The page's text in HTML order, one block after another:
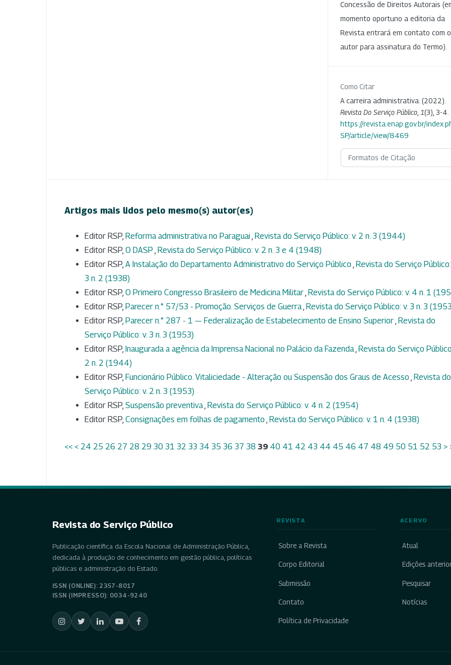
Concessão de Direitos Autorais
momento oportuno a editoria da
Revista entrará em contato com o
autor para assinatura do Termo).
Como Citar
A carreira administrativa. (2022).
Revista Do Serviço Público 1(3), 3-4.
https://revista.enap.gov.br/
SP/article/view/8469
Formatos de Citação
Artigos mais lidos pelo mesmo(s) autor(es)
Editor RSP, Reforma administrativa no Paraguai, Revista do Serviço Público: v. 2 n. 3 (1944)
Editor RSP, O DASP , Revista do Serviço Público: v. 2 n. 3 e 4 (1948)
Editor RSP, A Instalação do Departamento Administrativo do Serviço Público , Revista do Serviço
3 n. 2 (1938)
Editor RSP, O Primeiro Congresso Brasileiro de Medicina Militar, Revista do Serviço Público: v. 4 n. 1
Editor RSP, Parecer n.° 57/53 - Promoção. Serviços de Guerra, Revista do Serviço Público: v. 3 n. 3
Editor RSP, Parecer n.° 287 - 1 — Federalização de Estabelecimento de Ensino Superior, Revista do
Serviço Público: v. 3 n. 3 (1953)
Editor RSP, Inaugurada a agência da Imprensa Nacional no Palácio da Fazenda, Revista do Serviço
2 n. 2 (1944)
Editor RSP, Funcionário Público. Vitaliciedade - Alteração ou Suspensão dos Graus de Acesso , Revista do
Serviço Público: v. 2 n. 3 (1953)
Editor RSP, Suspensão preventiva, Revista do Serviço Público: v. 4 n. 2 (1954)
Editor RSP, Consignações em folhas de pagamento , Revista do Serviço Público: v. 1 n. 4 (1938)
<< < 24 25 26 27 28 29 30 31 32 33 34 35 36 37 38 39 40 41 42 43 44 45 46 47 48 49 50 51 52 53 >
Revista do Serviço Público
Publicação científica da Escola Nacional de Administração Pública,
dedicada à produção de conhecimento em gestão pública, políticas
públicas e administração do Estado.
ISSN (ONLINE): 2357-8017
ISSN (IMPRESSO): 0034-9240
REVISTA
Sobre a Revista
Corpo Editorial
Submissão
Contato
Política de Privacidade
ACERVO
Atual
Edições
Pesquisar
Notícias